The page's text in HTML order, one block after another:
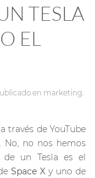
TESLA
EL
en marketing
través de YouTube
No, no nos hemos
de un Tesla es el
Space X y uno de